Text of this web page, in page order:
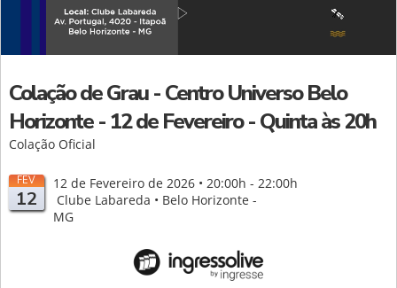
Colação de Grau - Centro Universo Belo
Horizonte - 12 de Fevereiro - Quinta às 20h
Colação Oficial
FEV
12
12 de Fevereiro de 2026 • 20:00h - 22:00h
Clube Labareda • Belo Horizonte -
MG